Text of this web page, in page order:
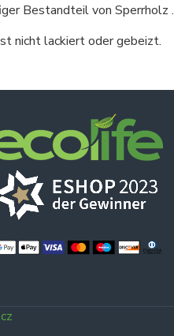
Bestandteil von Sperrholz .
nicht lackiert oder gebeizt.